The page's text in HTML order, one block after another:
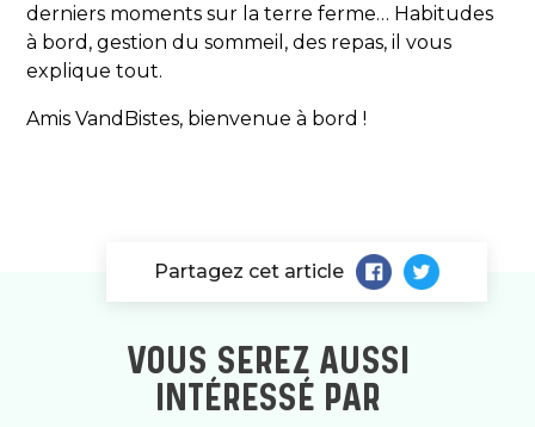
derniers moments sur la terre ferme… Habitudes
à bord, gestion du sommeil, des repas, il vous
explique tout.
Amis VandBistes, bienvenue à bord !
Partagez cet article
VOUS SEREZ AUSSI
INTÉRESSÉ PAR